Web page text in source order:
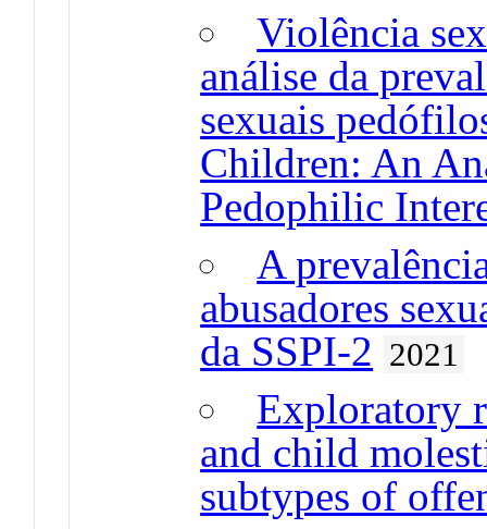
Violência
análise da
sexuais
Children: An
Pedophilic
A
abusadores
da SSPI-2 2021
Exploratory
and child
subtypes of